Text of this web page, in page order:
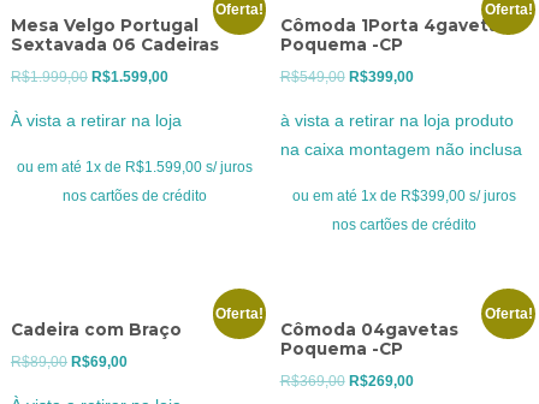
Oferta!
Mesa Velgo Portugal
Sextavada 06 Cadeiras
R$1.999,00 O
era:
R$1.999,00.
R$1.599,00O
atual
é:
R$1.599,00.
À vista a retirar na loja
ou em até 1x de R$1.599,00 s/ juros
nos cartões de crédito
Oferta!
Cômoda 1Porta 4gavetas
Poquema -CP
R$549,00 O
R$549,00.
R$399,00O
atual
R$399,00.
à vista a retirar na loja produto
na caixa montagem não inclusa
ou em até 1x de R$399,00 s/ juros
nos cartões de crédito
Oferta!
Cadeira com Braço
R$89,00 O
R$69,00O
Oferta!
Cômoda 04gavetas
Poquema -CP
R$369,00 O
R$269,00O